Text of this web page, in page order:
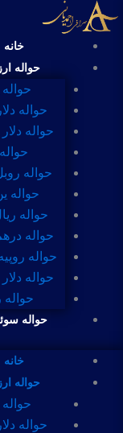
پرش
محتوا
خانه
حواله
حواله
حواله
حواله
حواله
حواله
حواله
حواله
حواله
حواله
حواله
حواله
خانه
حواله
حواله
حواله